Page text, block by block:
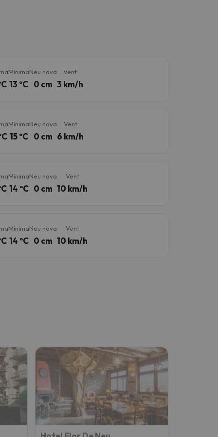
Mínima
13 ºC
Neu nova
0 cm
Vent
3 km/h
Mínima
15 ºC
Neu nova
0 cm
Vent
6 km/h
Mínima
14 ºC
Neu nova
0 cm
Vent
10 km/h
Mínima
14 ºC
Neu nova
0 cm
Vent
10 km/h